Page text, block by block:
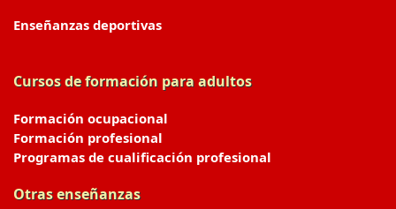
Enseñanzas deportivas
Cursos de formación para adultos
Formación ocupacional
Formación profesional
Programas de cualificación profesional
Otras enseñanzas